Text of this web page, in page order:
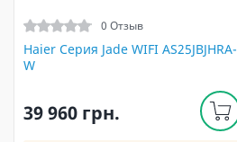
0 Отзыв
Haier Серия Jade WIFI AS25JBJHRA-
W
39 960 грн.